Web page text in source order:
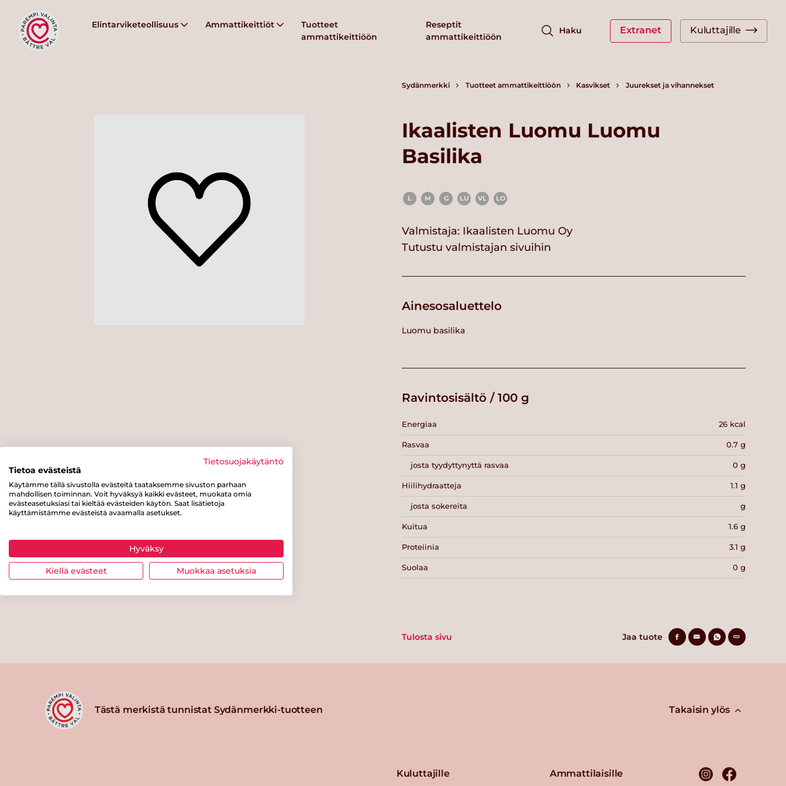
Elintarviketeollisuus Ammattikeittiöt
Tuotteet
ammattikeittiöön
Reseptit
ammattikeittiöön
Haku Extranet Kuluttajille
Sydänmerkki Tuotteet ammattikeittiöön Kasvikset Juurekset ja vihannekset
Ikaalisten Luomu Luomu
Basilika
L M G LU VL LO
Valmistaja: Ikaalisten Luomu Oy
Tutustu valmistajan sivuihin
Ainesosaluettelo
Luomu basilika
Ravintosisältö / 100 g
Energiaa 26 kcal
Rasvaa 0.7 g
josta tyydyttynyttä rasvaa 0 g
Hiilihydraatteja 1.1 g
josta sokereita g
Kuitua 1.6 g
Proteiinia 3.1 g
Suolaa 0 g
Tulosta sivu Jaa tuote
Tästä merkistä tunnistat Sydänmerkki-tuotteen Takaisin ylös
Kuluttajille Ammattilaisille
Tietosuojakäytäntö
Tietoa evästeistä
Käytämme tällä sivustolla evästeitä taataksemme sivuston parhaan
mahdollisen toiminnan. Voit hyväksyä kaikki evästeet, muokata omia
evästeasetuksiasi tai kieltää evästeiden käytön. Saat lisätietoja
käyttämistämme evästeistä avaamalla asetukset.
Hyväksy
Kiellä evästeet Muokkaa asetuksia